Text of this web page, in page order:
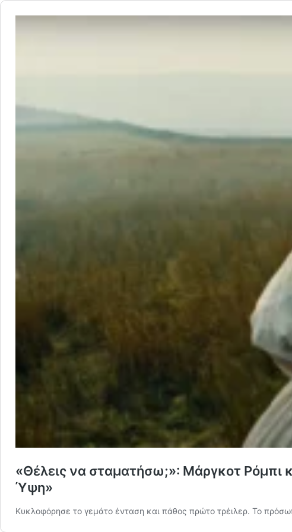
«Θέλεις να σταματήσω;»: Μάργκοτ Ρόμπι
Ύψη»
Κυκλοφόρησε το γεμάτο ένταση και πάθος πρώτο τρέιλερ. Το